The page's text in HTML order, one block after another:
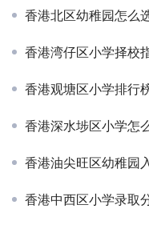
香港北区幼稚园怎么
香港湾仔区小学择校
香港观塘区小学排行
香港深水埗区小学怎
香港油尖旺区幼稚园
香港中西区小学录取分